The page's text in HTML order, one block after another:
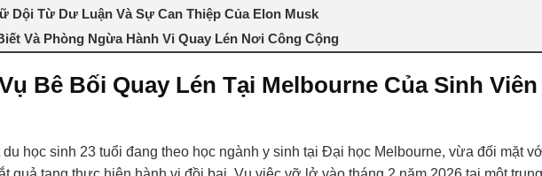
Dội Từ Dư Luận Và Sự Can Thiệp Của Elon Musk
Và Phòng Ngừa Hành Vi Quay Lén Nơi Công Cộng
Bê Bối Quay Lén Tại Melbourne Của Sinh Viên
du học sinh 23 tuổi đang theo học ngành y sinh tại Đại học Melbourne, vừa đối mặt